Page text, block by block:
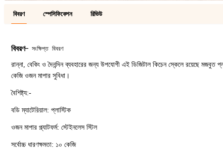
বিবরণ স্পেসিফিকেশন রিভিউ
বিবরণ—সংক্ষিপ্ত বিবরণ
রান্না, বেকিং ও দৈনন্দিন ব্যবহারের জন্য উপযোগী এই ডিজিটাল কিচেন স্কেলে রয়েছে মজবুত
কেজি ওজন মাপার সুবিধা।
বৈশিষ্ট্য:-
বডি ম্যাটেরিয়াল: প্লাস্টিক
ওজন মাপার প্ল্যাটফর্ম: স্টেইনলেস স্টিল
সর্বোচ্চ ধারণক্ষমতা: ১০ কেজি